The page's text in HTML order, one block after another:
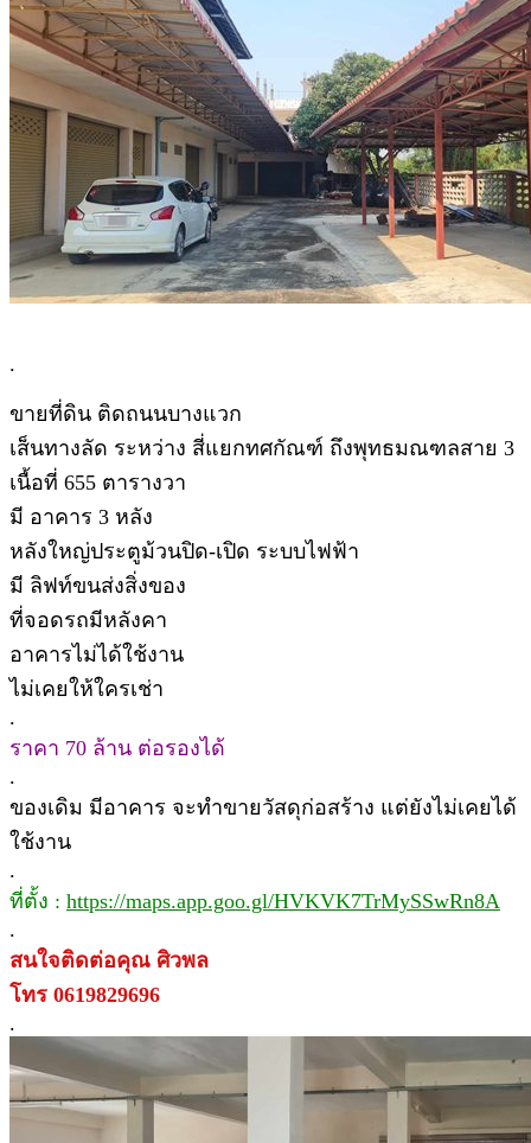
.
ขายที่ดิน ติดถนนบางแวก
เส็นทางลัด ระหว่าง สี่แยกทศกัณฑ์ ถึงพุทธมณฑลสาย 3
เนื้อที่ 655 ตารางวา
มี อาคาร 3 หลัง
หลังใหญ่ประตูม้วนปิด-เปิด ระบบไฟฟ้า
มี ลิฟท์ขนส่งสิ่งของ
ที่จอดรถมีหลังคา
อาคารไม่ได้ใช้งาน
ไม่เคยให้ใครเช่า
.
ราคา 70 ล้าน ต่อรองได้
.
ของเดิม มีอาคาร จะทำขายวัสดุก่อสร้าง แต่ยังไม่เคยได้
ใช้งาน
.
ที่ตั้ง : https://maps.app.goo.gl/HVKVK7TrMySSwRn8A
.
สนใจติดต่อคุณ ศิวพล
โทร 0619829696
.